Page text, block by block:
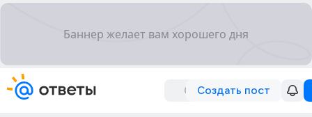
Создать пост